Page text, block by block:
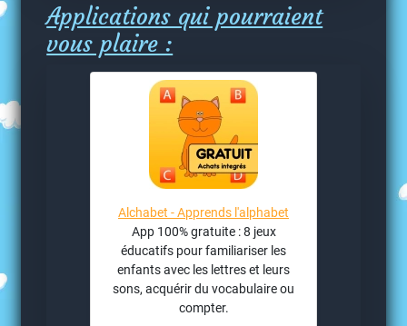
Applications qui pourraient
vous plaire :
Alchabet - Apprends l'alphabet
App 100% gratuite : 8 jeux
éducatifs pour familiariser les
enfants avec les lettres et leurs
sons, acquérir du vocabulaire ou
compter.